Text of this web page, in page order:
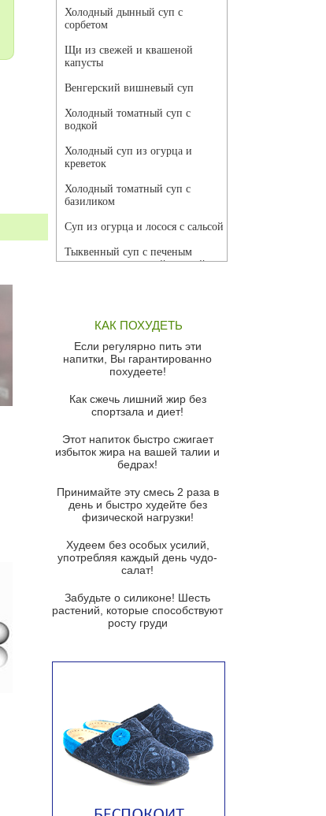
Холодный дынный суп с
сорбетом
Щи из свежей и квашеной
капусты
Венгерский вишневый суп
Холодный томатный суп с
водкой
Холодный суп из огурца и
креветок
Холодный томатный суп с
базиликом
Суп из огурца и лосося с сальсой
Тыквенный суп с печеным
чесноком и томатной сальсой
красного перца
Парижский луковый суп
Суп из спаржи и горошка с
Суп-крем из цветной капусты
Французский луковый суп
Суп из баклажанов с моцареллой
Грибной крем-суп с кростини с
козьим сыром
Суп мисо с зеленым луком и
тофу
из рукколы
Португальский чесночный суп с
Ирландский картофельный суп
Суп из пастернака
Пряный морковный суп во время
зимних холодов
КАК ПОХУДЕТЬ
Если регулярно пить эти
напитки, Вы гарантированно
похудеете!
Как сжечь лишний жир без
спортзала и диет!
Этот напиток быстро сжигает
избыток жира на вашей талии и
бедрах!
Принимайте эту смесь 2 раза в
день и быстро худейте без
физической нагрузки!
Худеем без особых усилий,
употребляя каждый день чудо-
салат!
Забудьте о силиконе! Шесть
растений, которые способствуют
росту груди